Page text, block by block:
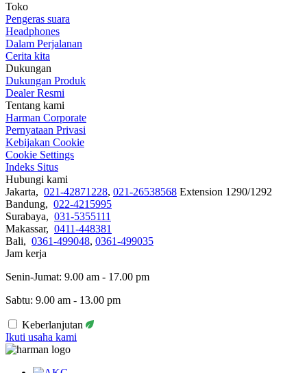
Toko
Pengeras suara
Headphones
Dalam Perjalanan
Cerita kita
Dukungan
Dukungan Produk
Dealer Resmi
Tentang kami
Harman Corporate
Pernyataan Privasi
Kebijakan Cookie
Cookie Settings
Indeks Situs
Hubungi kami
Jakarta, 021-42871228, 021-26538568 Extension 1290/1292
Bandung, 022-4215995
Surabaya, 031-5355111
Makassar, 0411-448381
Bali, 0361-499048, 0361-499035
Jam kerja
Senin-Jumat: 9.00 am - 17.00 pm
Sabtu: 9.00 am - 13.00 pm
Keberlanjutan
Ikuti usaha kami